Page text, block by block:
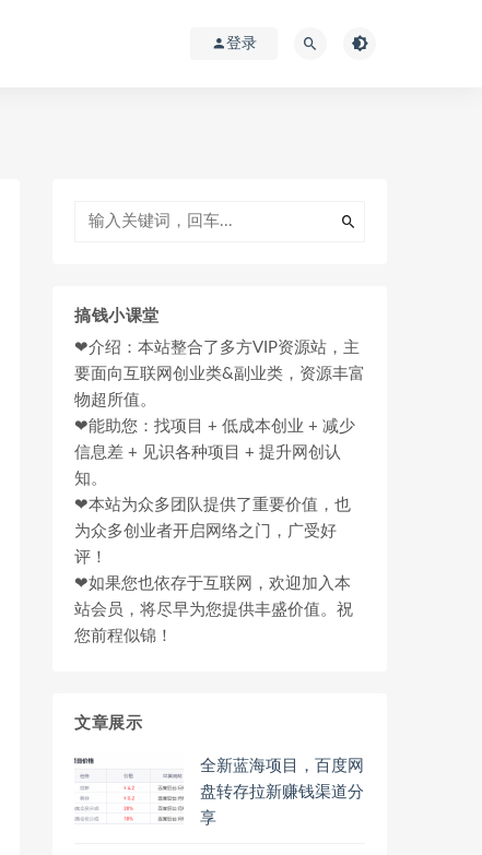
登录
搞钱小课堂
❤介绍：本站整合了多方VIP资源站，主
要面向互联网创业类&副业类，资源丰富
物超所值。
❤能助您：找项目 + 低成本创业 + 减少
信息差 + 见识各种项目 + 提升网创认
知。
❤本站为众多团队提供了重要价值，也
为众多创业者开启网络之门，广受好
评！
❤如果您也依存于互联网，欢迎加入本
站会员，将尽早为您提供丰盛价值。祝
您前程似锦！
文章展示
全新蓝海项目，百度网
盘转存拉新赚钱渠道分
享